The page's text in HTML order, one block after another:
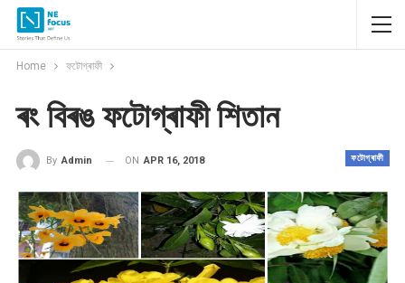
Home ফটোগ্ৰাফী
ৰং বিৰঙ ফটোগ্ৰাফী শিতান
ফটোগ্ৰাফী
By Admin ON APR 16, 2018